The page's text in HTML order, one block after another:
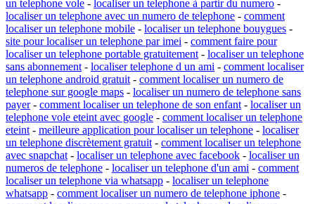
un telephone vole - localiser un telephone à partir du numero -
localiser un telephone avec un numero de telephone - comment
localiser un telephone mobile - localiser un telephone bouygues -
site pour localiser un telephone par imei - comment faire pour
localiser un telephone portable gratuitement - localiser un telephone
sans abonnement - localiser telephone d un ami - comment localiser
un telephone android gratuit - comment localiser un numero de
telephone sur google maps - localiser un numero de telephone sans
payer- comment localiser un telephone de son enfant - localiser un
telephone vole eteint avec google - comment localiser un telephone
eteint - meilleure application pour localiser un telephone - localiser
un telephone discrètement gratuit - comment localiser un telephone
avec snapchat - localiser un telephone avec facebook - localiser un
numeros de telephone - localiser un telephone d'un ami - comment
localiser un telephone via whatsapp - localiser un telephone
whatsapp - comment localiser un numero de telephone iphone -